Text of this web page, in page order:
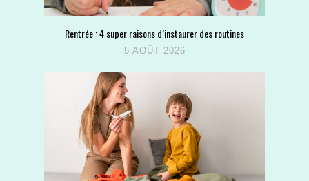
Rentrée : 4 super raisons d’instaurer des routines
5 AOÛT 2026